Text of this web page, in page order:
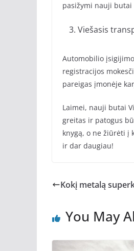
pasižymi nauji butai
Viešasis
Automobilio
registracijos
pareigas įmonėje
Laimei, nauji butai
greitas ir patogus
knygą, o ne žiūrėti į
ir dar daugiau!
Kokį metalą
You May